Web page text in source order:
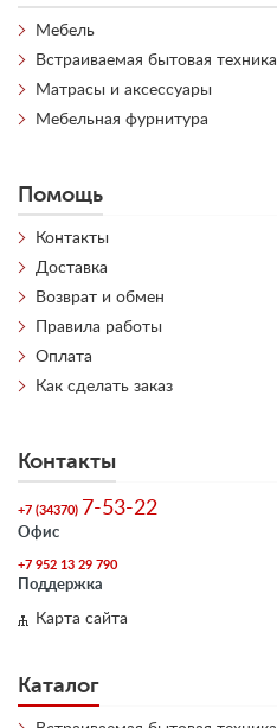
Мебель
Встраиваемая бытовая техника
Матрасы и аксессуары
Мебельная фурнитура
Помощь
Контакты
Доставка
Возврат и обмен
Правила работы
Оплата
Как сделать заказ
Контакты
+7 (34370) 7-53-22
Офис
+7 952 13 29 790
Поддержка
Карта сайта
Каталог